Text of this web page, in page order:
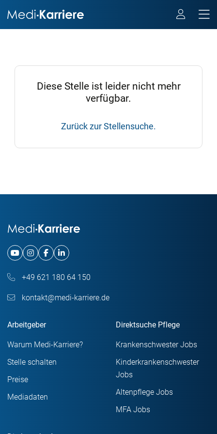
Diese Stelle ist leider nicht mehr
verfügbar.
Zurück zur Stellensuche.
+49 621 180 64 150
kontakt@medi-karriere.de
Arbeitgeber
Warum Medi-Karriere?
Stelle schalten
Preise
Mediadaten
Direktsuche Pflege
Krankenschwester Jobs
Kinderkrankenschwester
Jobs
Altenpflege Jobs
MFA Jobs